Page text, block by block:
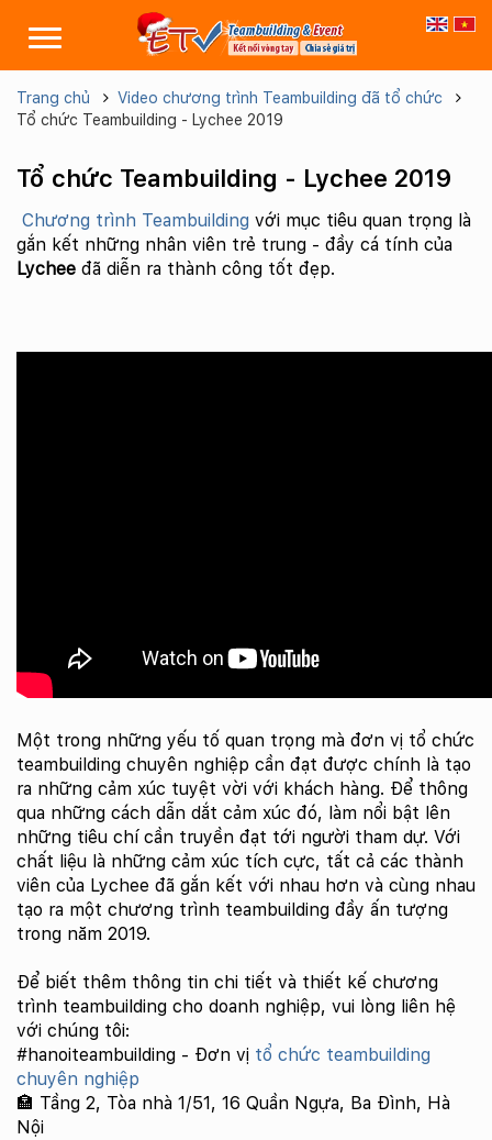
Trang chủ
Video chương trình Teambuilding đã tổ chức
Tổ chức Teambuilding - Lychee 2019
Tổ chức Teambuilding - Lychee 2019
Chương trình Teambuilding với mục tiêu quan trọng là
gắn kết những nhân viên trẻ trung - đầy cá tính của
Lychee đã diễn ra thành công tốt đẹp.
Một trong những yếu tố quan trọng mà đơn vị tổ chức
teambuilding chuyên nghiệp cần đạt được chính là tạo
ra những cảm xúc tuyệt vời với khách hàng. Để thông
qua những cách dẫn dắt cảm xúc đó, làm nổi bật lên
những tiêu chí cần truyền đạt tới người tham dự. Với
chất liệu là những cảm xúc tích cực, tất cả các thành
viên của Lychee đã gắn kết với nhau hơn và cùng nhau
tạo ra một chương trình teambuilding đầy ấn tượng
trong năm 2019.
Để biết thêm thông tin chi tiết và thiết kế chương
trình teambuilding cho doanh nghiệp, vui lòng liên hệ
với chúng tôi:
#hanoiteambuilding - Đơn vị tổ chức teambuilding
chuyên nghiệp
🏣 Tầng 2, Tòa nhà 1/51, 16 Quần Ngựa, Ba Đình, Hà
Nội